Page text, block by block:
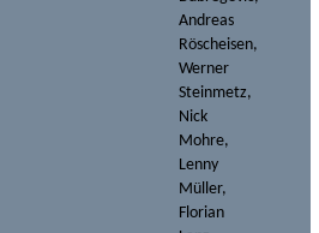
Andreas
Röscheisen,
Werner
Steinmetz,
Nick
Mohre,
Lenny
Müller,
Florian